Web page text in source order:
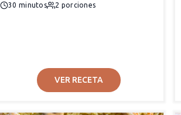
30 minutos 2 porciones
VER RECETA